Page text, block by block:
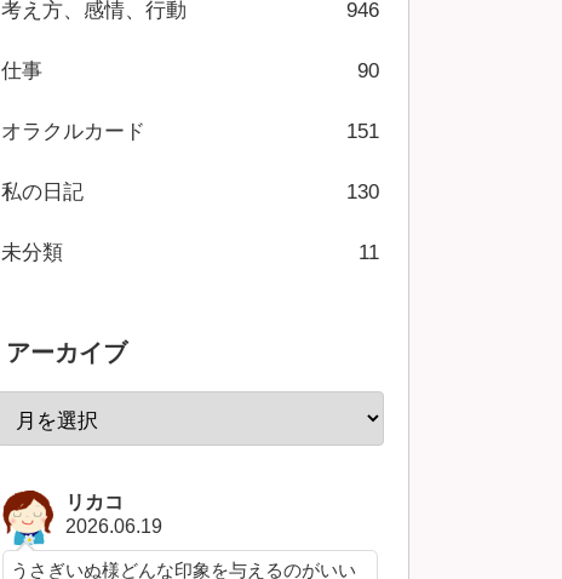
考え方、感情、行動 946
仕事 90
オラクルカード 151
私の日記 130
未分類 11
アーカイブ
リカコ
2026.06.19
うさぎいぬ様どんな印象を与えるのがいい